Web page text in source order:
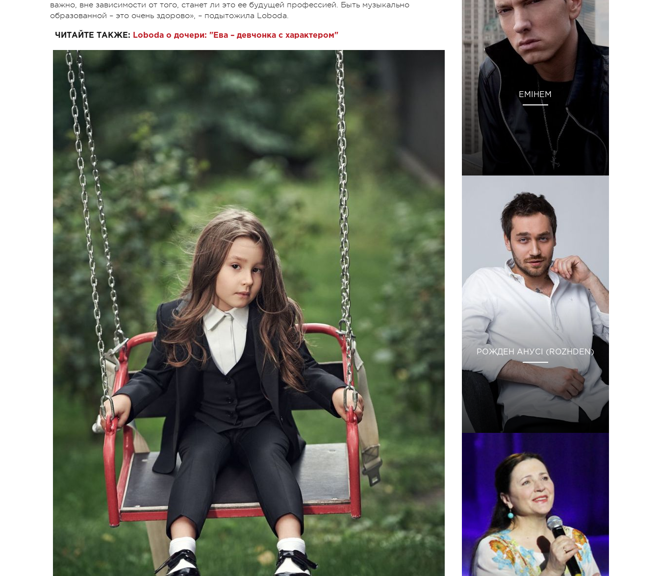
важно, вне зависимости от того, станет ли это ее будущей профессией. Быть музыкально
образованной – это очень здорово», – подытожила Loboda.
ЧИТАЙТЕ ТАКЖЕ: Loboda о дочери: "Ева – девчонка с характером"
ЕМІНЕМ
РОЖДЕН АНУСІ (ROZHDEN)